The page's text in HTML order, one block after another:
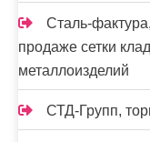
Сталь-
продаже сетки
металлоизделий
СТД-Групп,